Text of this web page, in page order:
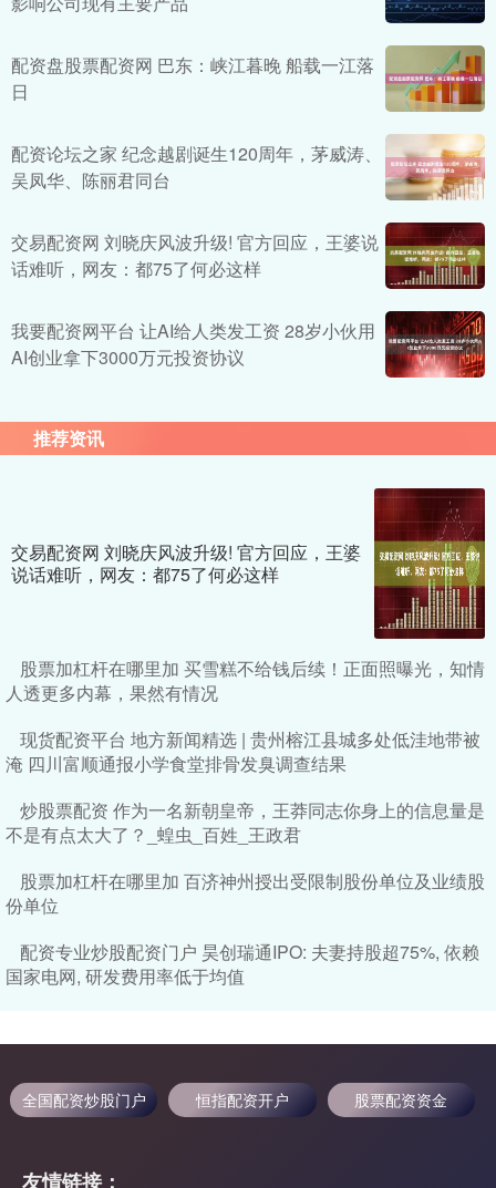
配资盘股票配资网 巴东：峡江暮晚 船载一江落
日
配资论坛之家 纪念越剧诞生120周年，茅威涛、
吴凤华、陈丽君同台
交易配资网 刘晓庆风波升级! 官方回应，王婆说
话难听，网友：都75了何必这样
我要配资网平台 让AI给人类发工资 28岁小伙用
AI创业拿下3000万元投资协议
推荐资讯
交易配资网 刘晓庆风波升级! 官方回应，王婆
说话难听，网友：都75了何必这样
股票加杠杆在哪里加 买雪糕不给钱后续！正面照曝光，知情
人透更多内幕，果然有情况
现货配资平台 地方新闻精选 | 贵州榕江县城多处低洼地带被
淹 四川富顺通报小学食堂排骨发臭调查结果
炒股票配资 作为一名新朝皇帝，王莽同志你身上的信息量是
不是有点太大了？_蝗虫_百姓_王政君
股票加杠杆在哪里加 百济神州授出受限制股份单位及业绩股
份单位
配资专业炒股配资门户 昊创瑞通IPO: 夫妻持股超75%, 依赖
国家电网, 研发费用率低于均值
全国配资炒股门户 恒指配资开户 股票配资资金
友情链接：